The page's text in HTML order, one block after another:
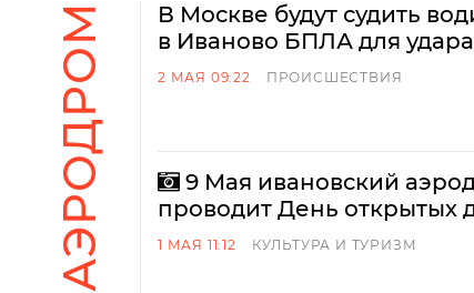
АЭРОДРОМ
В Москве будут судить
в Иваново БПЛА для
2 МАЯ 09:22 ПРОИСШЕСТВИЯ
9 Мая ивановский
проводит День открытых
1 МАЯ 11:12 КУЛЬТУРА И ТУРИЗМ